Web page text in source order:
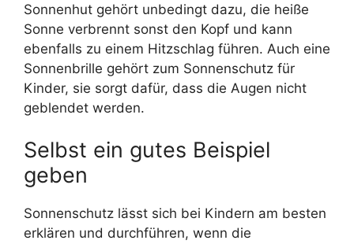
Sonnenhut gehört unbedingt dazu, die heiße
Sonne verbrennt sonst den Kopf und kann
ebenfalls zu einem Hitzschlag führen. Auch eine
Sonnenbrille gehört zum Sonnenschutz für
Kinder, sie sorgt dafür, dass die Augen nicht
geblendet werden.
Selbst ein gutes Beispiel
geben
Sonnenschutz lässt sich bei Kindern am besten
erklären und durchführen, wenn die